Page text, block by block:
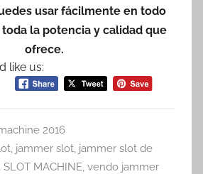
usar fácilmente en todo
la potencia y calidad que
ofrece.
like us:
2016
, jammer slot, jammer slot de
SLOT MACHINE, vendo jammer